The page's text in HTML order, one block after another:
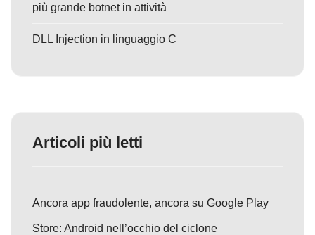
più grande botnet in attività
DLL Injection in linguaggio C
Articoli più letti
Ancora app fraudolente, ancora su Google Play
Store: Android nell’occhio del ciclone